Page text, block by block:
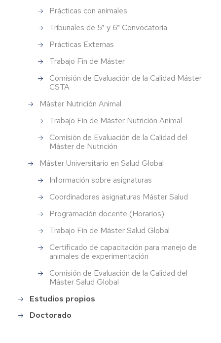
Prácticas con animales
Tribunales de 5ª y 6ª Convocatoria
Prácticas Externas
Trabajo Fin de Máster
Comisión de Evaluación de la Calidad Máster
CSTA
Máster Nutrición Animal
Trabajo Fin de Máster Nutrición Animal
Comisión de Evaluación de la Calidad del
Máster de Nutrición
Máster Universitario en Salud Global
Información sobre asignaturas
Coordinadores asignaturas Máster Salud
Programación docente (Horarios)
Trabajo Fin de Máster Salud Global
Certificado de capacitación para manejo de
animales de experimentación
Comisión de Evaluación de la Calidad del
Máster Salud Global
Estudios propios
Doctorado